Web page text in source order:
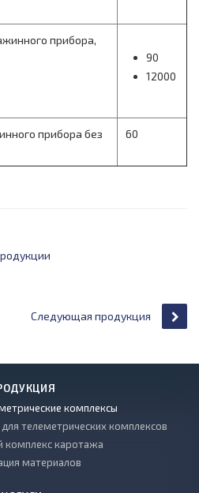
прибора,
90
12000
прибора без
60
Следующая продукция
комплексы
телеметрических комплексов
комплекс каротажа
материалов